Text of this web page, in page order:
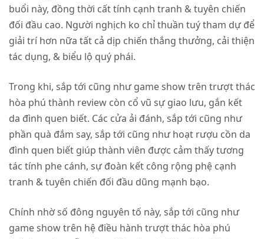
buổi này, đồng thời cất tính cạnh tranh & tuyên chiến
đối đầu cao. Người nghịch ko chỉ thuần tuý tham dự để
giải trí hơn nữa tất cả dịp chiến thắng thưởng, cải thiện
tác dụng, & biểu lộ quý phái.
Trong khi, sắp tới cũng như game show trên trượt thác
hòa phú thành review còn cổ vũ sự giao lưu, gắn kết
da đình quen biết. Các cửa ải đánh, sắp tới cũng như
phần quà đắm say, sắp tới cũng như hoạt rượu cồn da
đình quen biết giúp thành viên được cảm thấy tương
tác tính phe cánh, sự đoàn kết công rộng phệ cạnh
tranh & tuyên chiến đối đầu dũng mạnh bạo.
Chính nhờ số đông nguyên tố này, sắp tới cũng như
game show trên hệ điều hành trượt thác hòa phú